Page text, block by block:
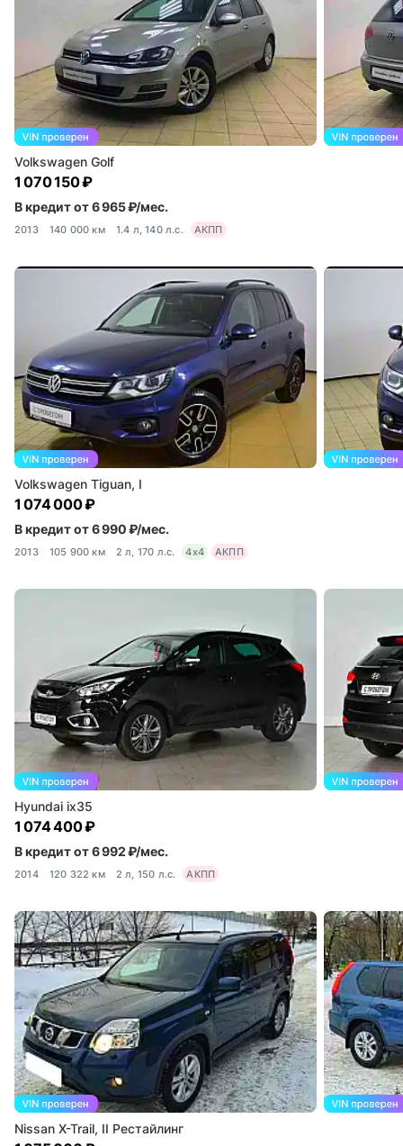
Volkswagen Golf
1 070 150 ₽
В кредит от 6 965 ₽/мес.
2013 140 000 км 1.4 л, 140 л.с. АКПП
Volkswagen Tiguan, I
1 074 000 ₽
В кредит от 6 990 ₽/мес.
2013 105 900 км 2 л, 170 л.с. 4x4 АКПП
Hyundai ix35
1 074 400 ₽
В кредит от 6 992 ₽/мес.
2014 120 322 км 2 л, 150 л.с. АКПП
Nissan X-Trail, II Рестайлинг